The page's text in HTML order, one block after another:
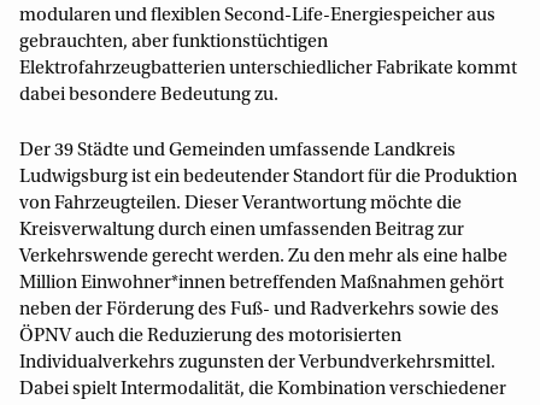
modularen und flexiblen Second-Life-Energiespeicher aus
gebrauchten, aber funktionstüchtigen
Elektrofahrzeugbatterien unterschiedlicher Fabrikate kommt
dabei besondere Bedeutung zu.
Der 39 Städte und Gemeinden umfassende Landkreis
Ludwigsburg ist ein bedeutender Standort für die Produktion
von Fahrzeugteilen. Dieser Verantwortung möchte die
Kreisverwaltung durch einen umfassenden Beitrag zur
Verkehrswende gerecht werden. Zu den mehr als eine halbe
Million Einwohner*innen betreffenden Maßnahmen gehört
neben der Förderung des Fuß- und Radverkehrs sowie des
ÖPNV auch die Reduzierung des motorisierten
Individualverkehrs zugunsten der Verbundverkehrsmittel.
Dabei spielt Intermodalität, die Kombination verschiedener